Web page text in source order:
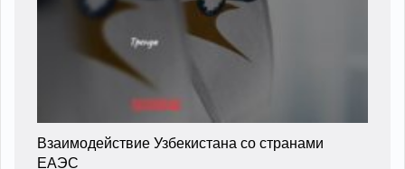
Взаимодействие Узбекистана со странами
ЕАЭС